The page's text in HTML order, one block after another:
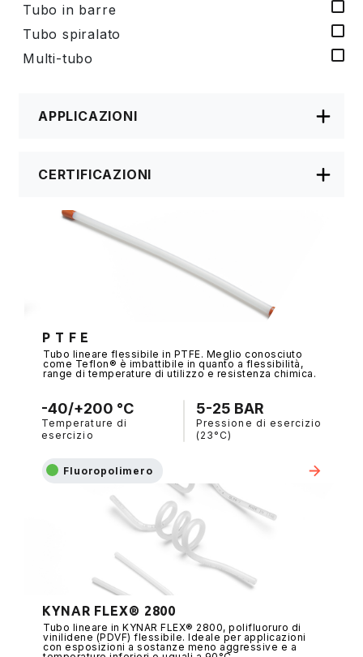
Tubo in barre
Tubo spiralato
Multi-tubo
APPLICAZIONI
CERTIFICAZIONI
P T F E
Tubo lineare flessibile in PTFE. Meglio conosciuto
come Teflon® è imbattibile in quanto a flessibilità,
range di temperature di utilizzo e resistenza chimica.
-40/+200 °C
Temperature di
esercizio
5-25 BAR
Pressione di esercizio
(23°C)
Fluoropolimero
KYNAR FLEX® 2800
Tubo lineare in KYNAR FLEX® 2800, polifluoruro di
vinilidene (PDVF) flessibile. Ideale per applicazioni
con esposizioni a sostanze meno aggressive e a